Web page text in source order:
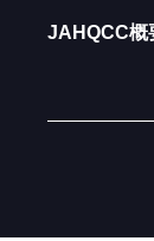
JAHQCC概